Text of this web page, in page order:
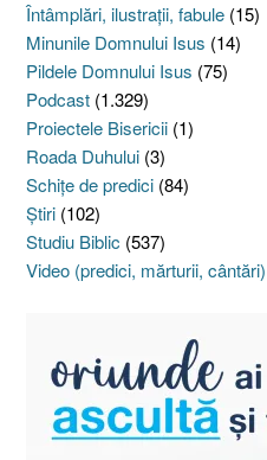
Întâmplări, ilustraţii, fabule (15)
Minunile Domnului Isus (14)
Pildele Domnului Isus (75)
Podcast (1.329)
Proiectele Bisericii (1)
Roada Duhului (3)
Schiţe de predici (84)
Ştiri (102)
Studiu Biblic (537)
Video (predici, mărturii, cântări)